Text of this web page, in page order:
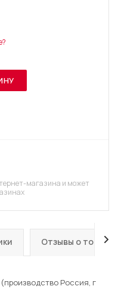
магазина и может
Отзывы о товаре
Россия, г